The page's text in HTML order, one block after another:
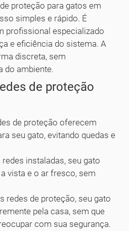
proteção para gatos em
simples e rápido. É
profissional especializado
e eficiência do sistema. A
discreta, sem
do ambiente.
de proteção
de proteção oferecem
seu gato, evitando quedas e
redes instaladas, seu gato
vista e o ar fresco, sem
redes de proteção, seu gato
pela casa, sem que
com sua segurança.